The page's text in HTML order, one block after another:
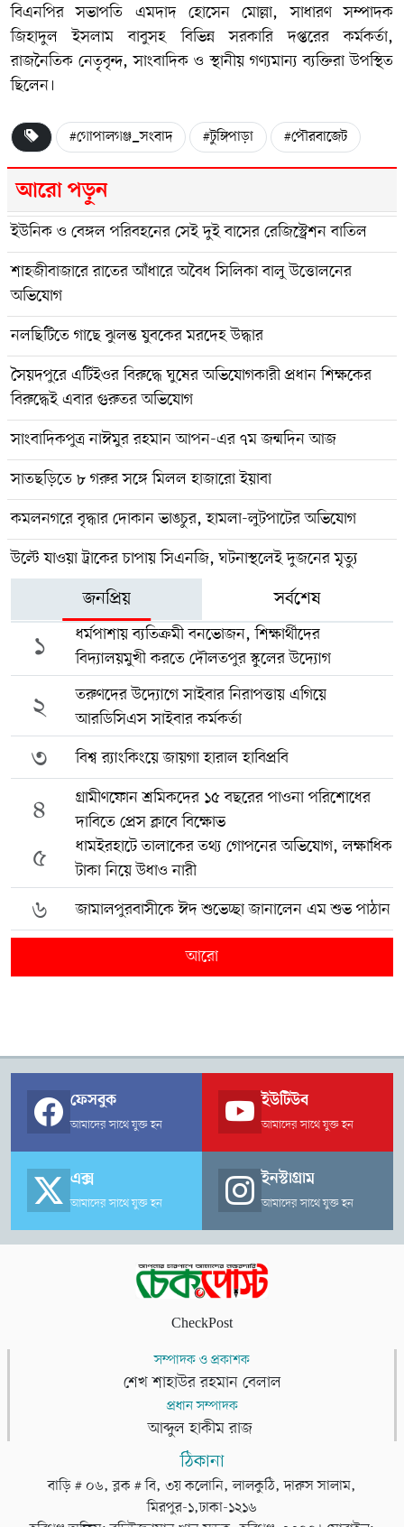
বিএনপির সভাপতি এমদাদ হোসেন মোল্লা, সাধারণ সম্পাদক
জিহাদুল ইসলাম বাবুসহ বিভিন্ন সরকারি দপ্তরের কর্মকর্তা,
রাজনৈতিক নেতৃবৃন্দ, সাংবাদিক ও স্থানীয় গণ্যমান্য ব্যক্তিরা উপস্থিত
ছিলেন।
#গোপালগঞ্জ_সংবাদ #টুঙ্গিপাড়া #পৌরবাজেট
আরো পড়ুন
ইউনিক ও বেঙ্গল পরিবহনের সেই দুই বাসের রেজিস্ট্রেশন বাতিল
শাহজীবাজারে রাতের আঁধারে অবৈধ সিলিকা বালু উত্তোলনের
অভিযোগ
নলছিটিতে গাছে ঝুলন্ত যুবকের মরদেহ উদ্ধার
সৈয়দপুরে এটিইওর বিরুদ্ধে ঘুষের অভিযোগকারী প্রধান শিক্ষকের
বিরুদ্ধেই এবার গুরুতর অভিযোগ
সাংবাদিকপুত্র নাঈমুর রহমান আপন-এর ৭ম জন্মদিন আজ
সাতছড়িতে ৮ গরুর সঙ্গে মিলল হাজারো ইয়াবা
কমলনগরে বৃদ্ধার দোকান ভাঙচুর, হামলা-লুটপাটের অভিযোগ
উল্টে যাওয়া ট্রাকের চাপায় সিএনজি, ঘটনাস্থলেই দুজনের মৃত্যু
জনপ্রিয় সর্বশেষ
১
ধর্মপাশায় ব্যতিক্রমী বনভোজন, শিক্ষার্থীদের
বিদ্যালয়মুখী করতে দৌলতপুর স্কুলের উদ্যোগ
২
তরুণদের উদ্যোগে সাইবার নিরাপত্তায় এগিয়ে
আরডিসিএস সাইবার কর্মকর্তা
৩ বিশ্ব র‍্যাংকিংয়ে জায়গা হারাল হাবিপ্রবি
৪
গ্রামীণফোন শ্রমিকদের ১৫ বছরের পাওনা পরিশোধের
দাবিতে প্রেস ক্লাবে বিক্ষোভ
৫
ধামইরহাটে তালাকের তথ্য গোপনের অভিযোগ, লক্ষাধিক
টাকা নিয়ে উধাও নারী
৬ জামালপুরবাসীকে ঈদ শুভেচ্ছা জানালেন এম শুভ পাঠান
আরো
ফেসবুক
আমাদের সাথে যুক্ত হন
ইউটিউব
আমাদের সাথে যুক্ত হন
এক্স
আমাদের সাথে যুক্ত হন
ইনস্টাগ্রাম
আমাদের সাথে যুক্ত হন
CheckPost
সম্পাদক ও প্রকাশক
শেখ শাহাউর রহমান বেলাল
প্রধান সম্পাদক
আব্দুল হাকীম রাজ
ঠিকানা
বাড়ি # ০৬, ব্লক # বি, ৩য় কলোনি, লালকুঠি, দারুস সালাম,
মিরপুর-১,ঢাকা-১২১৬